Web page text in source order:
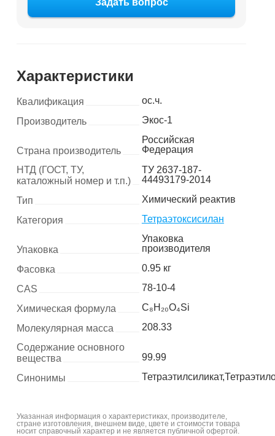
Задать вопрос
Характеристики
Квалификация
ос.ч.
Производитель
Экос-1
Страна производитель
Российская
Федерация
НТД (ГОСТ, ТУ,
каталожный номер и т.п.)
ТУ 2637-187-
44493179-2014
Тип
Химический реактив
Категория
Тетраэтоксисилан
Упаковка
Упаковка
производителя
Фасовка
0.95 кг
CAS
78-10-4
Химическая формула
C₈H₂₀O₄Si
Молекулярная масса
208.33
Содержание основного
вещества
99.99
Синонимы
Указанная информация о характеристиках, производителе,
стране изготовления, внешнем виде, цвете и стоимости товара
носит справочный характер и не является публичной офертой.